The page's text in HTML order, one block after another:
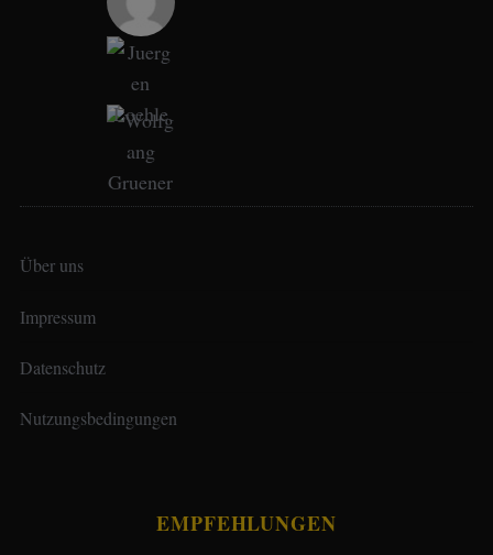
Über uns
Impressum
Datenschutz
Nutzungsbedingungen
EMPFEHLUNGEN